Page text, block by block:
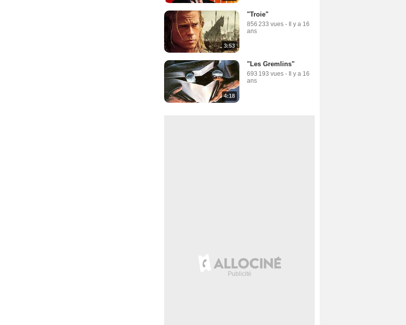
3:53
"Troie"
856 233 vues -
Il y a 16
ans
4:18
"Les Gremlins"
693 193 vues -
Il y a 16
ans